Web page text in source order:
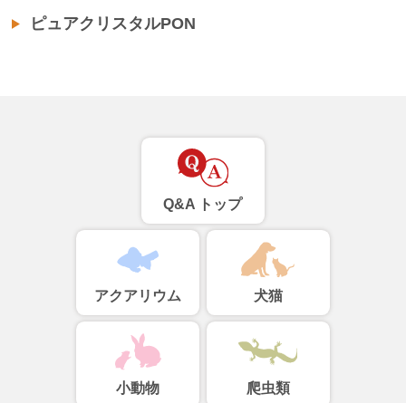
ピュアクリスタルPON
Q&A トップ
アクアリウム 犬猫
小動物 爬虫類